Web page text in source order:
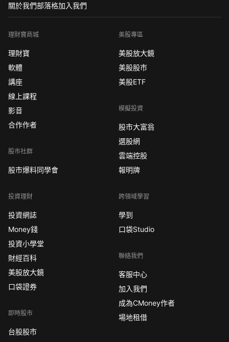
關於我們部落格加入我們
理財寶商城
理財寶
軟體
講座
線上課程
影音
合作作者
股市社群
股市爆料同學會
投資理財
投資網誌
Money錢
投資小學堂
財經百科
美股放大鏡
口袋證券
即時股市
台股股市
美股專區
美股放大鏡
美股股市
美股ETF
模擬投資
股市大富翁
選股網
雲端控股
報明牌
跨領域學習
學到
口袋Studio
聯絡我們
客服中心
加入我們
成為CMoney作者
場地租借